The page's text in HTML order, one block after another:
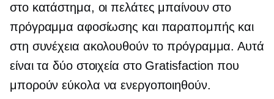
στο κατάστημα, οι πελάτες μπαίνουν στο
πρόγραμμα αφοσίωσης και παραπομπής και
στη συνέχεια ακολουθούν το πρόγραμμα. Αυτά
είναι τα δύο στοιχεία στο Gratisfaction που
μπορούν εύκολα να ενεργοποιηθούν.